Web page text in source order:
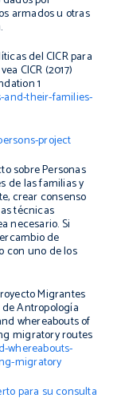
armados u otras
del CICR para
CICR (2017)
1
their-families-
project
sobre Personas
de las familias y
crear consenso
técnicas
necesario. Si
de
con uno de los
Migrantes
Antropología
whereabouts of
migratory routes
whereabouts-
migratory
para su consulta